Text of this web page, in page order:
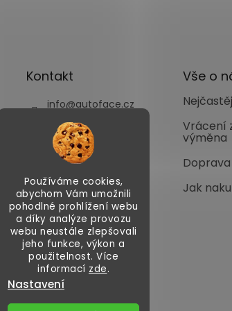
Používáme cookies,
abychom Vám umožnili
pohodlné prohlížení webu
a díky analýze provozu
webu neustále zlepšovali
jeho funkce, výkon a
použitelnost. Více
informací zde.
Nastavení
Kontakt
info@autoface.cz
+420702287970
+420702287969
Vše o
Vrácení
výměna
Jak
cookies